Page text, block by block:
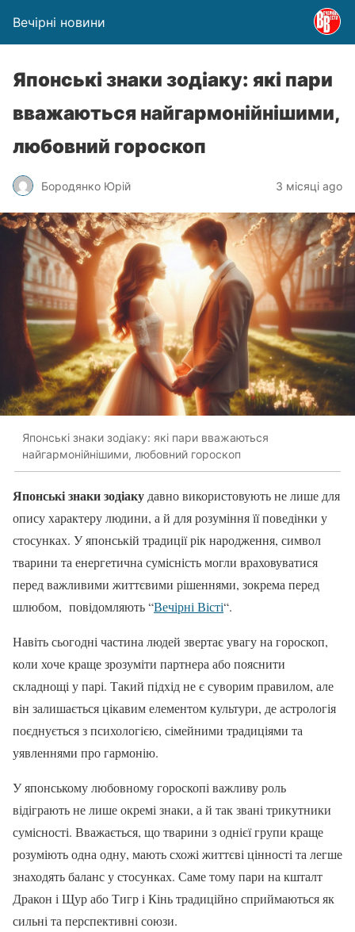
Вечірні новини
Японські знаки зодіаку: які пари
вважаються найгармонійнішими,
любовний гороскоп
Бородянко Юрій 3 місяці ago
Японські знаки зодіаку: які пари вважаються
найгармонійнішими, любовний гороскоп
Японські знаки зодіаку давно використовують не лише для
опису характеру людини, а й для розуміння її поведінки у
стосунках. У японській традиції рік народження, символ
тварини та енергетична сумісність могли враховуватися
перед важливими життєвими рішеннями, зокрема перед
шлюбом, повідомляють “Вечірні Вісті“.
Навіть сьогодні частина людей звертає увагу на гороскоп,
коли хоче краще зрозуміти партнера або пояснити
складнощі у парі. Такий підхід не є суворим правилом, але
він залишається цікавим елементом культури, де астрологія
поєднується з психологією, сімейними традиціями та
уявленнями про гармонію.
У японському любовному гороскопі важливу роль
відіграють не лише окремі знаки, а й так звані трикутники
сумісності. Вважається, що тварини з однієї групи краще
розуміють одна одну, мають схожі життєві цінності та легше
знаходять баланс у стосунках. Саме тому пари на кшталт
Дракон і Щур або Тигр і Кінь традиційно сприймаються як
сильні та перспективні союзи.